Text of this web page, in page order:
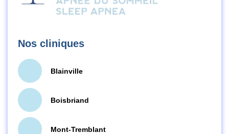
Nos cliniques
Blainville
Boisbriand
Mont-Tremblant